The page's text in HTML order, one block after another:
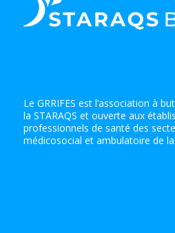
Le GRRIFES est l’association à
la STARAQS et ouverte aux
professionnels de santé des
médicosocial et ambulatoire de la